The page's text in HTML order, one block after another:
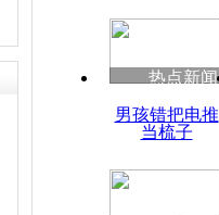
热点新闻
男孩错把电推
当梳子